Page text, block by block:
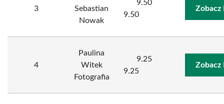
3
Sebastian
Nowak
9.50
9.50
Zobacz
4
Paulina
Witek
Fotografia
9.25
9.25
Zobacz